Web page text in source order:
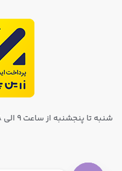
شنبه تا پنجشنبه از ساعت ۹ الی ۱۸